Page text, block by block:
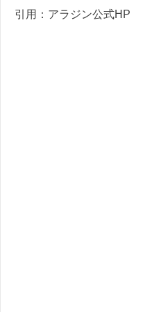
引用：アラジン公式HP